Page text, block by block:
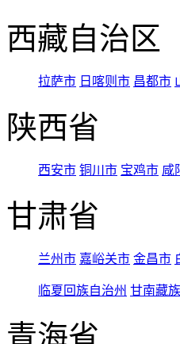
西藏自治区
拉萨市 日喀则市 昌都市
陕西省
西安市 铜川市 宝鸡市 咸
甘肃省
兰州市 嘉峪关市 金昌市
临夏回族自治州 甘南藏
青海省